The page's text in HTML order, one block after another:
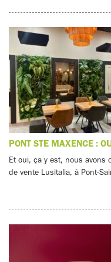
PONT STE MAXENCE :
Et oui, ça y est, nous avons
de vente Lusitalia, à Pont-